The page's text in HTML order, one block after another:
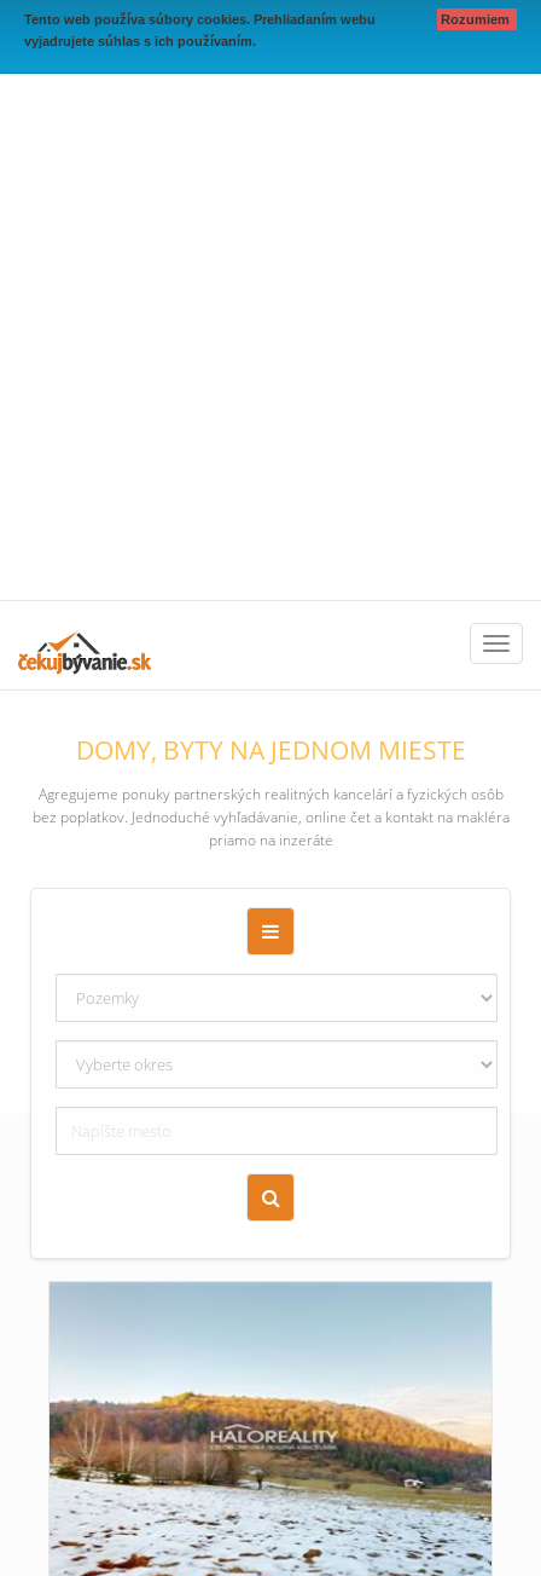
Tento web používa súbory cookies. Prehliadaním webu
vyjadrujete súhlas s ich používaním.
Rozumiem
DOMY, BYTY NA JEDNOM MIESTE
Agregujeme ponuky partnerských realitných kancelárí a fyzických osôb
bez poplatkov. Jednoduché vyhľadávanie, online čet a kontakt na makléra
priamo na inzeráte
Zoraď podľa času pridania